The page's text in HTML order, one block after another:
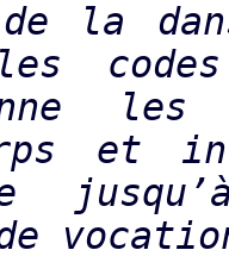
la
les
et